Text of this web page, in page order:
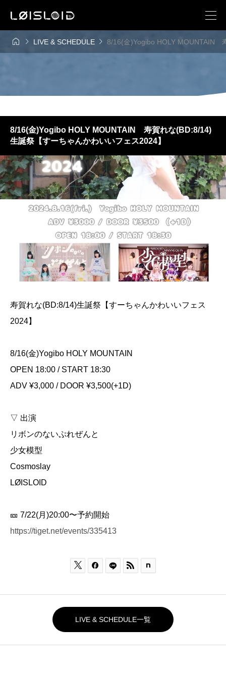
  LIVE & SCHEDULE  8/16(金)Yogibo HOLY MOUNTAIN
8/16(金)Yogibo HOLY MOUNTAIN 寿賀れな(BD:8/14)
生誕祭【すーちゃんかわいいフェス2024】
寿賀れな(BD:8/14)生誕祭【すーちゃんかわいいフェス
2024】
8/16(金)Yogibo HOLY MOUNTAIN
OPEN 18:00 / START 18:30
ADV ¥3,000 / DOOR ¥3,500(+1D)
▽ 出演
リボンのないぷれぜんと
少女模型
Cosmoslay
LØISLOID
🎫 7/22(月)20:00〜予約開始
https://tiget.net/events/335413
  
LIVE & SCHEDULE一覧